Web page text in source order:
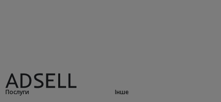
Послуги
Інше